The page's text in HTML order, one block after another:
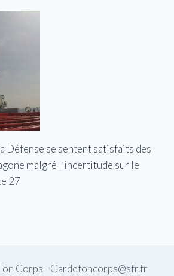
Défense se sentent satisfaits des
malgré l’incertitude sur le
27
Corps - Gardetoncorps@sfr.fr